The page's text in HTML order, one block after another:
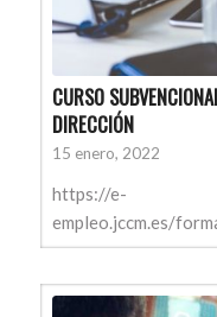
CURSO
DIRECCIÓN
15 enero, 2022
https://e-